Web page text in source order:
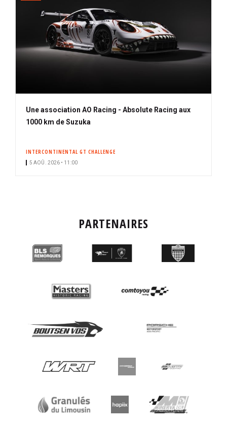
Une association AO Racing - Absolute Racing aux
1000 km de Suzuka
INTERCONTINENTAL GT CHALLENGE
5 AOÛ. 2026 • 11:00
PARTENAIRES